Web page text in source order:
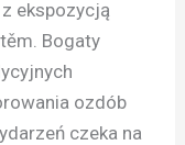
ekspozycją
Bogaty
ozdób
czeka na